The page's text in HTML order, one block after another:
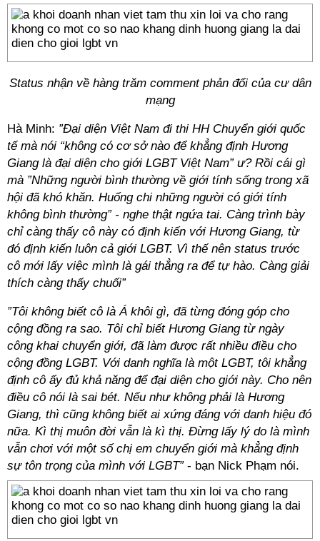
Status nhận về hàng trăm comment phản đối của cư dân
mạng
Hà Minh: ”Đại diện Việt Nam đi thi HH Chuyển giới quốc
tế mà nói “không có cơ sở nào để khẳng định Hương
Giang là đại diện cho giới LGBT Việt Nam” ư? Rồi cái gì
mà ”Những người bình thường về giới tính sống trong xã
hội đã khó khăn. Huống chi những người có giới tính
không bình thường” - nghe thật ngứa tai. Càng trình bày
chỉ càng thấy cô này có định kiến với Hương Giang, từ
đó định kiến luôn cả giới LGBT. Vì thế nên status trước
cô mới lấy việc mình là gái thẳng ra để tự hào. Càng giải
thích càng thấy chuối”
”Tôi không biết cô là Á khôi gì, đã từng đóng góp cho
cộng đồng ra sao. Tôi chỉ biết Hương Giang từ ngày
công khai chuyển giới, đã làm được rất nhiều điều cho
cộng đồng LGBT. Với danh nghĩa là một LGBT, tôi khẳng
định cô ấy đủ khả năng để đại diện cho giới này. Cho nên
điều cô nói là sai bét. Nếu như không phải là Hương
Giang, thì cũng không biết ai xứng đáng với danh hiệu đó
nữa. Kì thị muôn đời vẫn là kì thị. Đừng lấy lý do là mình
vẫn chơi với một số chị em chuyển giới mà khẳng định
sự tôn trọng của mình với LGBT”- bạn Nick Phạm nói.